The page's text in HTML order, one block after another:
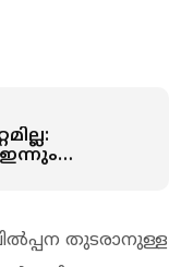
തുടരാനുള്ള